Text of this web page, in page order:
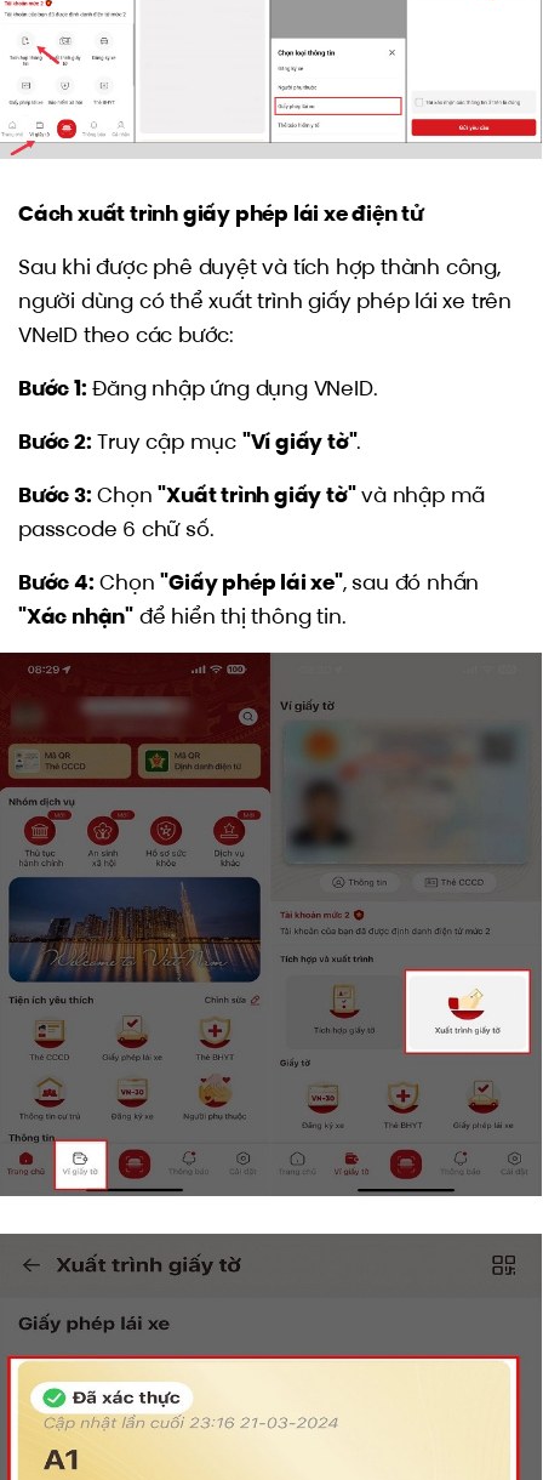
Cách xuất trình giấy phép lái xe điện tử
Sau khi được phê duyệt và tích hợp thành công,
người dùng có thể xuất trình giấy phép lái xe trên
VNeID theo các bước:
Bước 1: Đăng nhập ứng dụng VNeID.
Bước 2: Truy cập mục "Ví giấy tờ".
Bước 3: Chọn"Xuất trình giấy tờ"và nhập mã
passcode 6 chữ số.
Bước 4: Chọn"Giấy phép lái xe", sau đó nhấn
"Xác nhận" để hiển thị thông tin.